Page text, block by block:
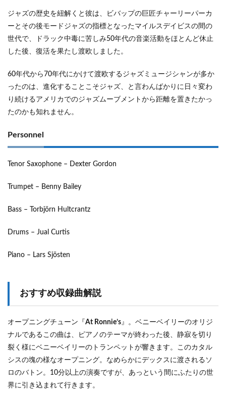
ジャズの歴史を紐解くと彼は、ビバップの巨匠チャーリーパーカ
ーとその後モードジャズの指標となったマイルスデイビスの間の
世代で、ドラック中毒に苦しみ50年代の音楽活動をほとんど休止
した後、復活を果たし渡欧しました。
60年代から70年代にかけて渡欧するジャズミュージシャンが多か
ったのは、進化することこそジャズ、と言わんばかりに日々変わ
り続けるアメリカでのジャズムーブメントから距離を置きたかっ
たのかも知れません。
Personnel
Tenor Saxophone – Dexter Gordon
Trumpet – Benny Bailey
Bass – Torbjörn Hultcrantz
Drums – Jual Curtis
Piano – Lars Sjösten
おすすめ収録曲解説
オープニングチューン『 At Ronnie’s』。ベニーベイリーのオリジ
ナルであるこの曲は、ピアノのテーマが終わった後、静寂を切り
裂く様にベニーベイリーのトランペットが響きます。このカタル
シスの塊の様なオープニング。なめらかにデックスに渡されるソ
ロのバトン。10分以上の演奏ですが、あっという間にふたりの世
界に引き込まれて行きます。